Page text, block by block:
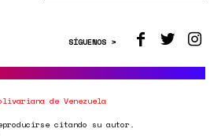
SÍGUENOS >
de Venezuela
citando su autor.